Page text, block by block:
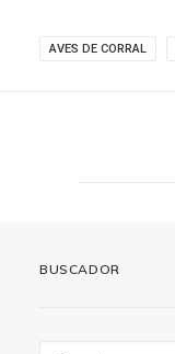
AVES DE CORRAL
BUSCADOR